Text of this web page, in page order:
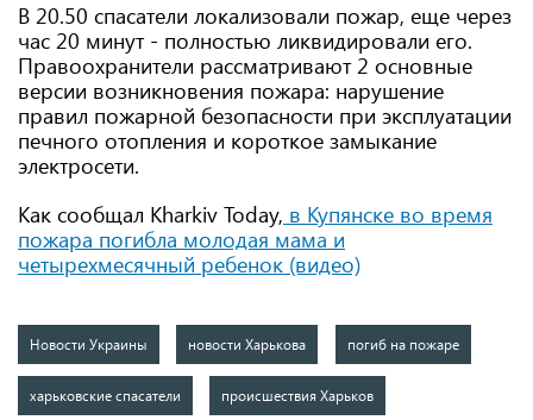
В 20.50 спасатели локализовали пожар, еще через
час 20 минут - полностью ликвидировали его.
Правоохранители рассматривают 2 основные
версии возникновения пожара: нарушение
правил пожарной безопасности при эксплуатации
печного отопления и короткое замыкание
электросети.
Как сообщал Kharkiv Today, в Купянске во время
пожара погибла молодая мама и
четырехмесячный ребенок (видео)
Новости Украины новости Харькова погиб на пожаре
харьковские спасатели происшествия Харьков